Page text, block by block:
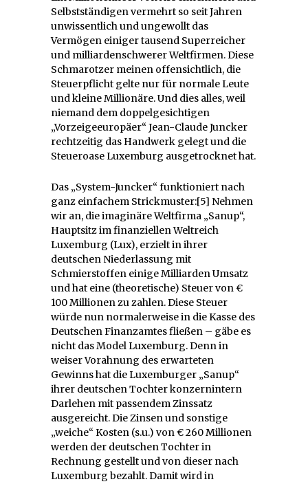
Selbstständigen vermehrt so seit Jahren
unwissentlich und ungewollt das
Vermögen einiger tausend Superreicher
und milliardenschwerer Weltfirmen. Diese
Schmarotzer meinen offensichtlich, die
Steuerpflicht gelte nur für normale Leute
und kleine Millionäre. Und dies alles, weil
niemand dem doppelgesichtigen
„Vorzeigeeuropäer“ Jean-Claude Juncker
rechtzeitig das Handwerk gelegt und die
Steueroase Luxemburg ausgetrocknet hat.
Das „System-Juncker“ funktioniert nach
ganz einfachem Strickmuster:[5] Nehmen
wir an, die imaginäre Weltfirma „Sanup“,
Hauptsitz im finanziellen Weltreich
Luxemburg (Lux), erzielt in ihrer
deutschen Niederlassung mit
Schmierstoffen einige Milliarden Umsatz
und hat eine (theoretische) Steuer von €
100 Millionen zu zahlen. Diese Steuer
würde nun normalerweise in die Kasse des
Deutschen Finanzamtes fließen – gäbe es
nicht das Model Luxemburg. Denn in
weiser Vorahnung des erwarteten
Gewinns hat die Luxemburger „Sanup“
ihrer deutschen Tochter konzernintern
Darlehen mit passendem Zinssatz
ausgereicht. Die Zinsen und sonstige
„weiche“ Kosten (s.u.) von € 260 Millionen
werden der deutschen Tochter in
Rechnung gestellt und von dieser nach
Luxemburg bezahlt. Damit wird in